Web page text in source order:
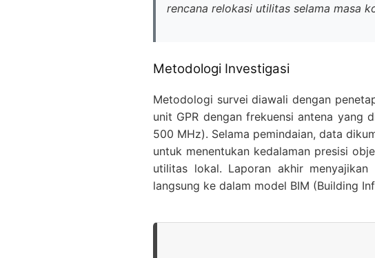
rencana relokasi utilitas selama masa
Metodologi Investigasi
Metodologi survei diawali dengan
unit GPR dengan frekuensi antena yang
500 MHz). Selama pemindaian, data
untuk menentukan kedalaman presisi
utilitas lokal. Laporan akhir
langsung ke dalam model BIM (Building